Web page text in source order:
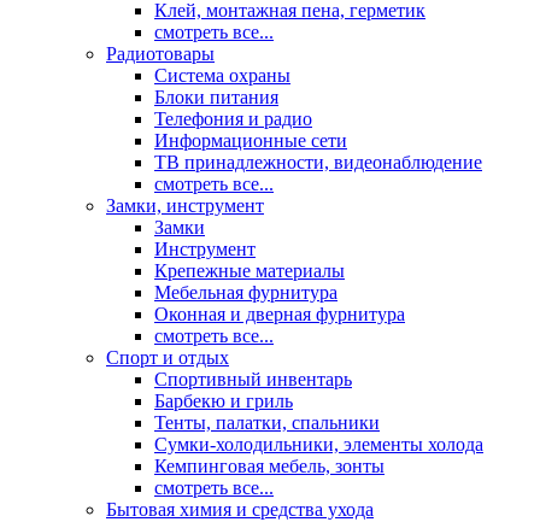
Клей, монтажная пена, герметик
смотреть все...
Радиотовары
Система охраны
Блоки питания
Телефония и радио
Информационные сети
ТВ принадлежности, видеонаблюдение
смотреть все...
Замки, инструмент
Замки
Инструмент
Крепежные материалы
Мебельная фурнитура
Оконная и дверная фурнитура
смотреть все...
Спорт и отдых
Спортивный инвентарь
Барбекю и гриль
Тенты, палатки, спальники
Сумки-холодильники, элементы холода
Кемпинговая мебель, зонты
смотреть все...
Бытовая химия и средства ухода